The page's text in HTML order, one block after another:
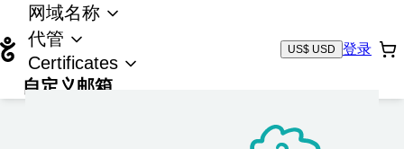
网域名称
代管
Certificates
自定义邮箱
US$ USD 登录